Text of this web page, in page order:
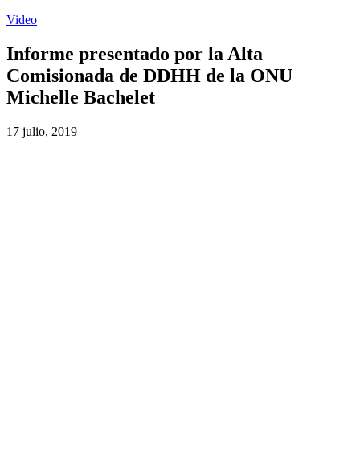
Video
Informe presentado por la Alta
Comisionada de DDHH de la ONU
Michelle Bachelet
17 julio, 2019